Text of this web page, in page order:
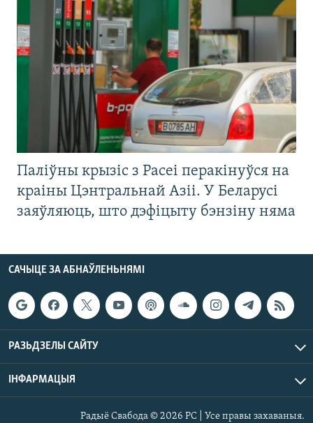
Паліўны крызіс з Расеі перакінуўся на
краіны Цэнтральнай Азіі. У Беларусі
заяўляюць, што дэфіцыту бэнзіну няма
САЧЫЦЕ ЗА АБНАЎЛЕНЬНЯМІ
РАЗЬДЗЕЛЫ САЙТУ
ІНФАРМАЦЫЯ
Радыё Свабода © 2026 РС | Усе правы захаваныя.